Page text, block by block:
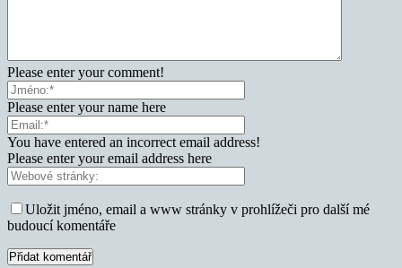
Please enter your comment!
Please enter your name here
You have entered an incorrect email address!
Please enter your email address here
Uložit jméno, email a www stránky v prohlížeči pro další mé
budoucí komentáře